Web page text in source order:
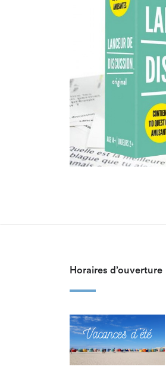
Horaires d’ouverture